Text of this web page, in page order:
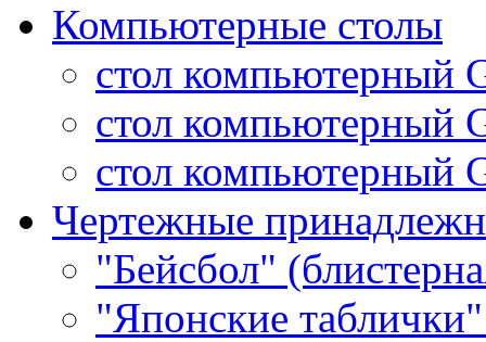
Компьютерные столы
стол компьютерный
стол компьютерный
стол компьютерный
Чертежные
"Бейсбол"
"Японские